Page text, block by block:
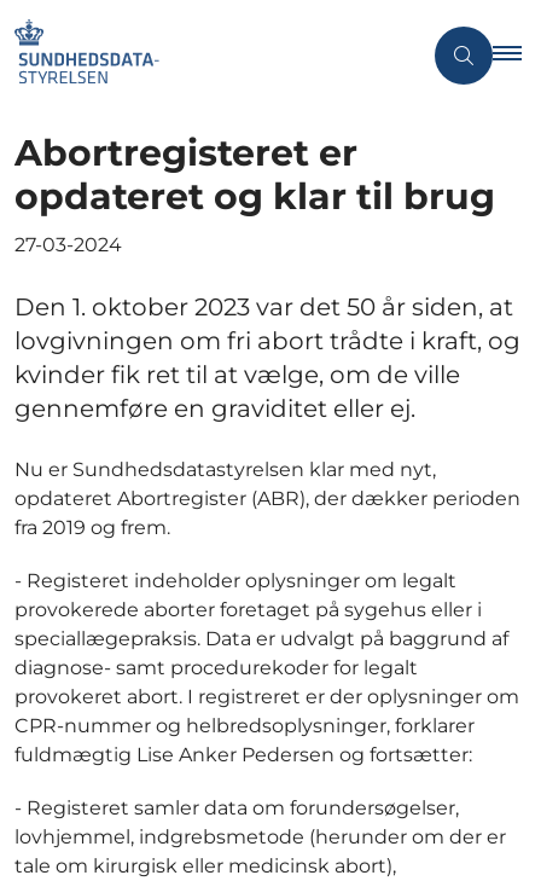
Abortregisteret er
opdateret og klar til brug
27-03-2024
Den 1. oktober 2023 var det 50 år siden, at
lovgivningen om fri abort trådte i kraft, og
kvinder fik ret til at vælge, om de ville
gennemføre en graviditet eller ej.
Nu er Sundhedsdatastyrelsen klar med nyt,
opdateret Abortregister (ABR), der dækker perioden
fra 2019 og frem.
- Registeret indeholder oplysninger om legalt
provokerede aborter foretaget på sygehus eller i
speciallægepraksis. Data er udvalgt på baggrund af
diagnose- samt procedurekoder for legalt
provokeret abort. I registreret er der oplysninger om
CPR-nummer og helbredsoplysninger, forklarer
fuldmægtig Lise Anker Pedersen og fortsætter:
- Registeret samler data om forundersøgelser,
lovhjemmel, indgrebsmetode (herunder om der er
tale om kirurgisk eller medicinsk abort),